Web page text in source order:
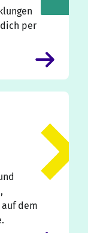
dich per
dem